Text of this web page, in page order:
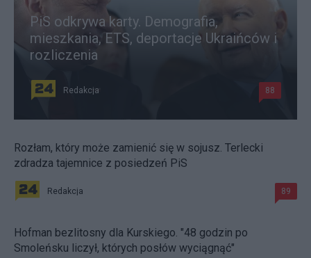
PiS odkrywa karty. Demografia,
mieszkania, ETS, deportacje Ukraińców i
rozliczenia
Redakcja 88
Rozłam, który może zamienić się w sojusz. Terlecki
zdradza tajemnice z posiedzeń PiS
Redakcja 89
Hofman bezlitosny dla Kurskiego. "48 godzin po
Smoleńsku liczył, których posłów wyciągnąć"